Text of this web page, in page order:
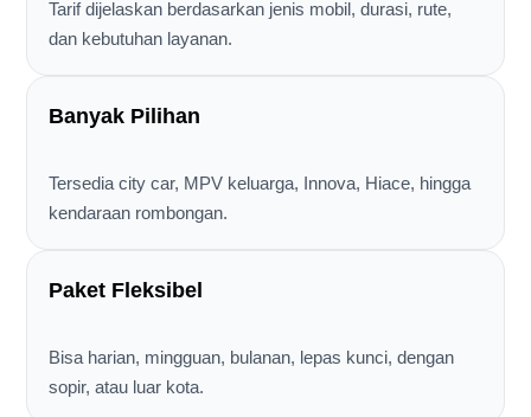
Tarif dijelaskan berdasarkan jenis mobil, durasi, rute,
dan kebutuhan layanan.
Banyak Pilihan
Tersedia city car, MPV keluarga, Innova, Hiace, hingga
kendaraan rombongan.
Paket Fleksibel
Bisa harian, mingguan, bulanan, lepas kunci, dengan
sopir, atau luar kota.